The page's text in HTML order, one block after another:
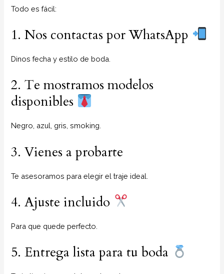
Todo es fácil:
1. Nos contactas por WhatsApp
Dinos fecha y estilo de boda.
2. Te mostramos modelos
disponibles
Negro, azul, gris, smoking.
3. Vienes a probarte
Te asesoramos para elegir el traje ideal.
4. Ajuste incluido
Para que quede perfecto.
5. Entrega lista para tu boda